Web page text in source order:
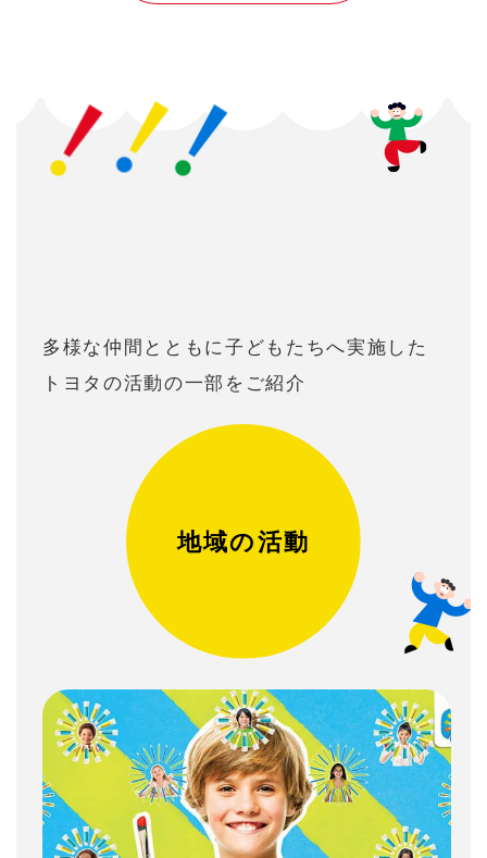
多様な仲間とともに⼦どもたちへ実施した
トヨタの活動の⼀部をご紹介
地域の活動